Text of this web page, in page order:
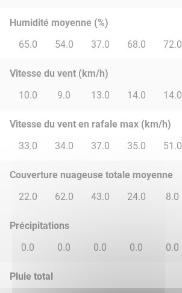
Humidité moyenne (%)
65.0
54.0 37.0 68.0 72.0
Vitesse du vent (km/h)
10.0
9.0 13.0 14.0 14.0
Vitesse du vent en rafale max (km/h)
33.0
34.0 37.0 35.0 51.0
Couverture nuageuse totale moyenne
22.0
62.0 43.0 24.0 8.0
Précipitations
0.0
0.0 0.0 0.0 0.0
Pluie total